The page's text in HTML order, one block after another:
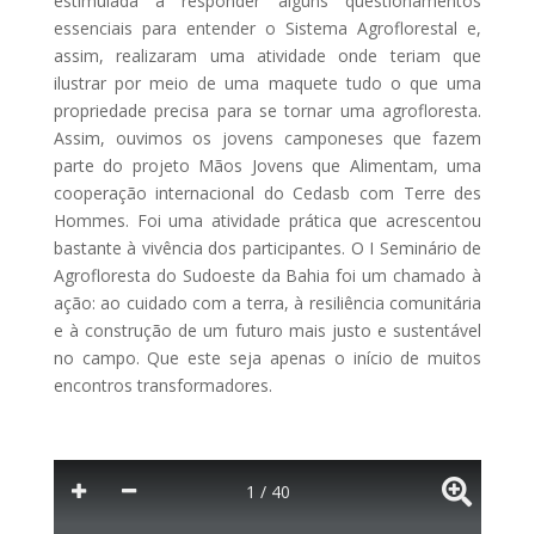
essenciais para entender o Sistema Agroflorestal e,
assim, realizaram uma atividade onde teriam que
ilustrar por meio de uma maquete tudo o que uma
propriedade precisa para se tornar uma agrofloresta.
Assim, ouvimos os jovens camponeses que fazem
parte do projeto Mãos Jovens que Alimentam, uma
cooperação internacional do Cedasb com Terre des
Hommes. Foi uma atividade prática que acrescentou
bastante à vivência dos participantes. O I Seminário de
Agrofloresta do Sudoeste da Bahia foi um chamado à
ação: ao cuidado com a terra, à resiliência comunitária
e à construção de um futuro mais justo e sustentável
no campo. Que este seja apenas o início de muitos
encontros transformadores.
1 / 40